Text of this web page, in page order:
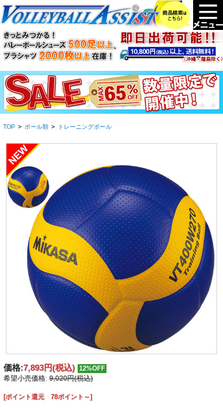
TOP > ボール類 > トレーニングボール
価格:7,893円(税込) 12%OFF
希望小売価格:9,020円(税込)
[ポイント還元 78ポイント～]